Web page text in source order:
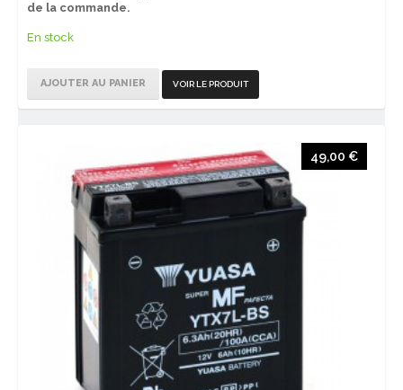
de la commande.
En stock
AJOUTER AU PANIER VOIR LE PRODUIT
49,00 €